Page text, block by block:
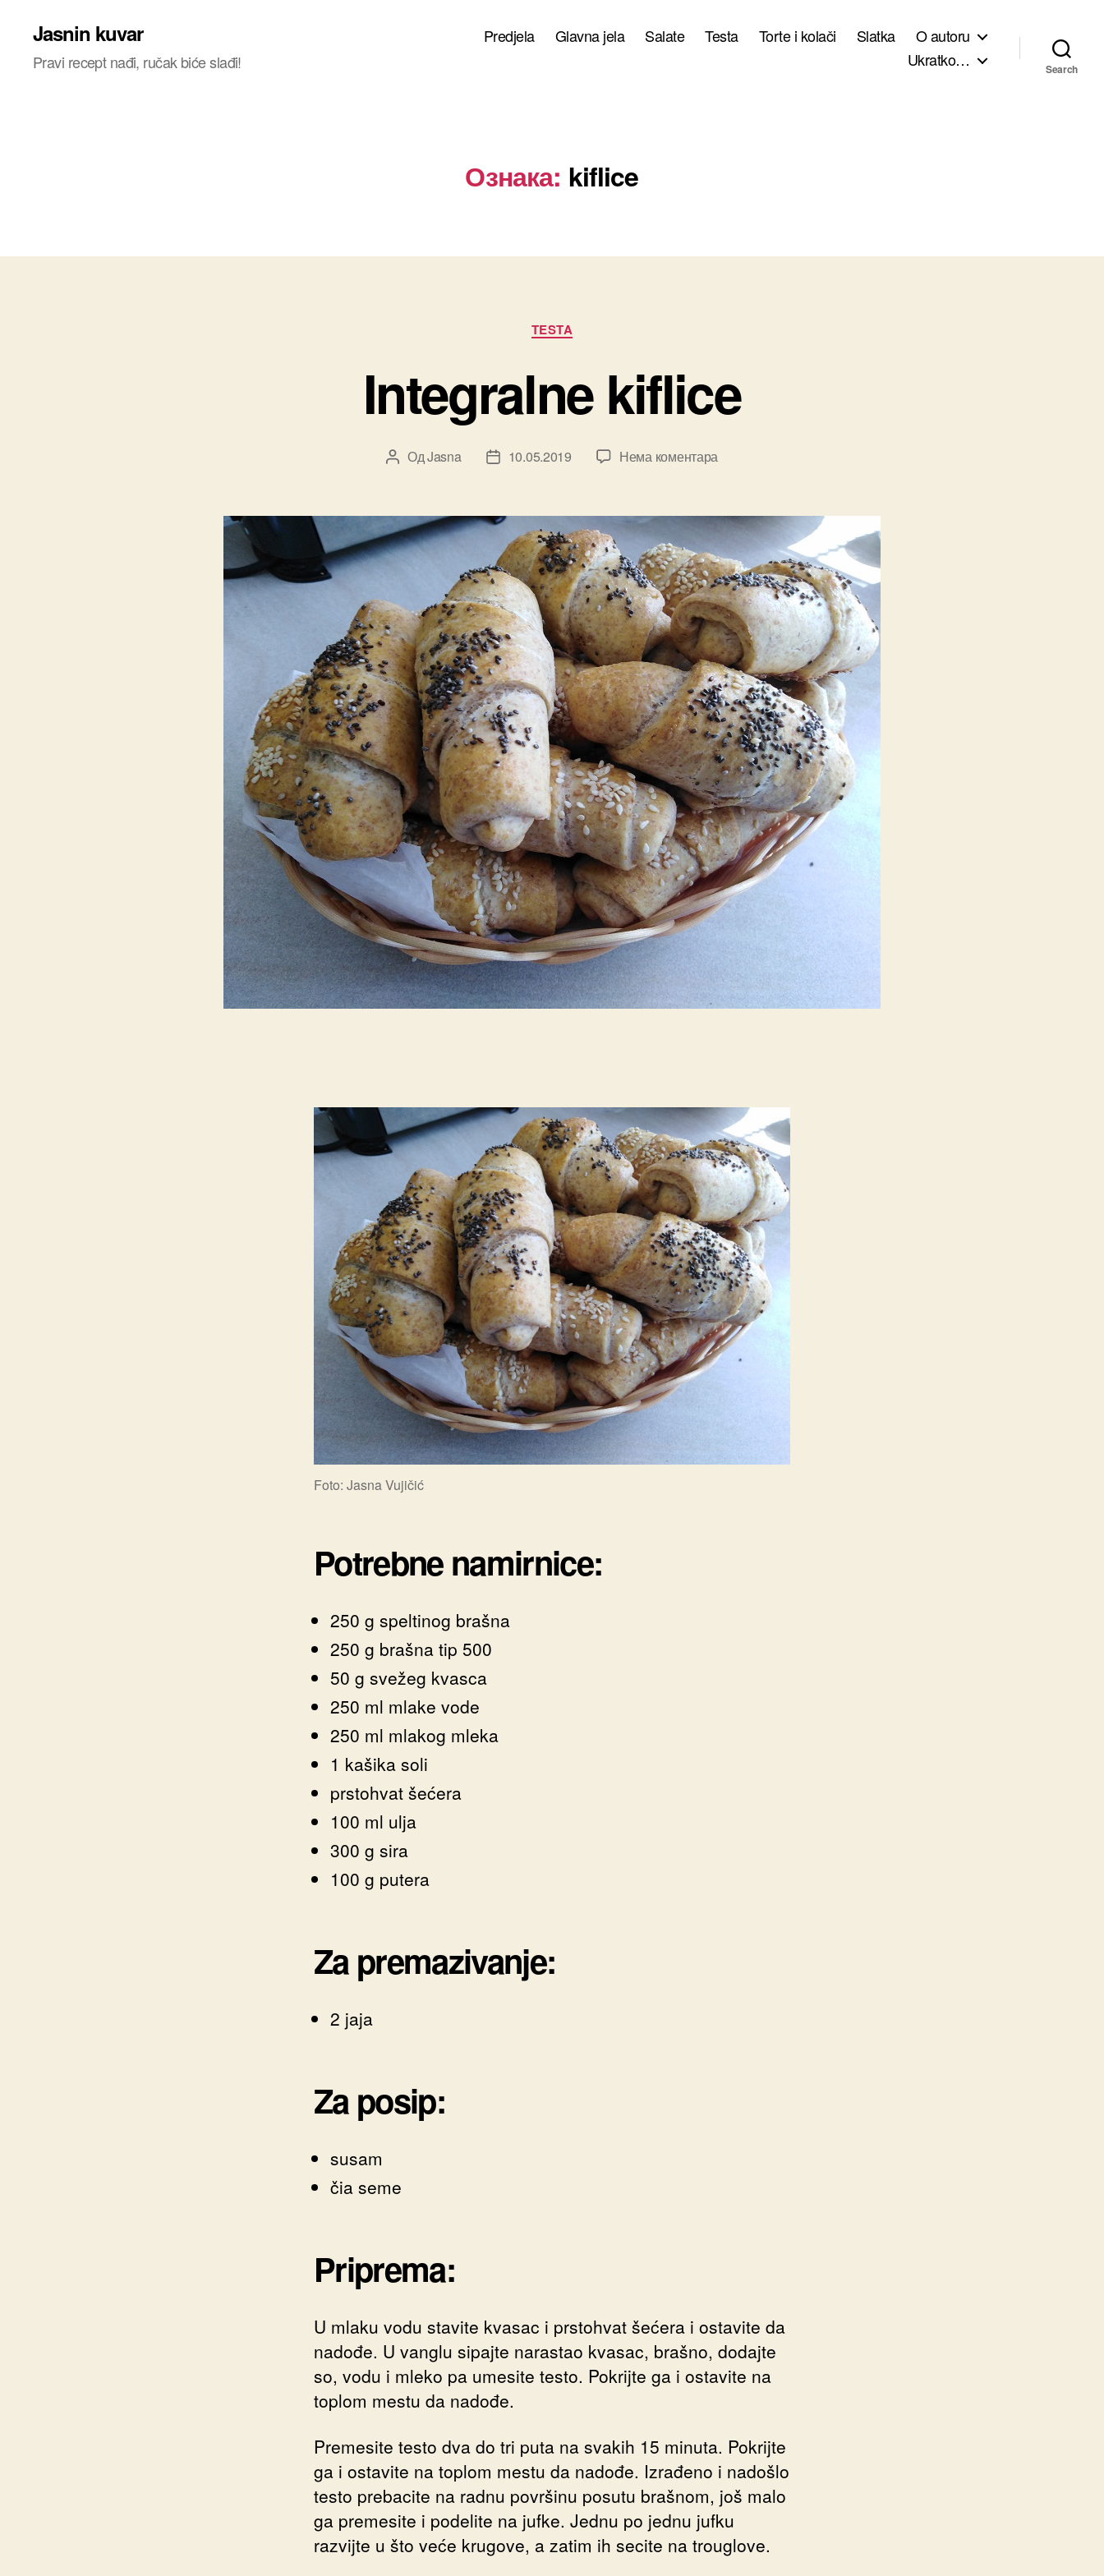
Jasnin kuvar
Pravi recept nađi, ručak biće slađi!
Predjela Glavna jela Salate Testa Torte i kolači Slatka
O autoru
Ukratko…
Search
Ознака: kiflice
Категорије
TESTA
Integralne kiflice
Аутор
ОдJasna
Датум10.05.2019 Нема коментара
Foto: Jasna Vujičić
Potrebne namirnice:
250 g speltinog brašna
250 g brašna tip 500
50 g svežeg kvasca
250 ml mlake vode
250 ml mlakog mleka
1 kašika soli
prstohvat šećera
100 ml ulja
300 g sira
100 g putera
Za premazivanje:
2 jaja
Za posip:
susam
čia seme
Priprema:
U mlaku vodu stavite kvasac i prstohvat šećera i ostavite da
nadođe. U vanglu sipajte narastao kvasac, brašno, dodajte
so, vodu i mleko pa umesite testo. Pokrijte ga i ostavite na
toplom mestu da nadođe.
Premesite testo dva do tri puta na svakih 15 minuta. Pokrijte
ga i ostavite na toplom mestu da nadođe. Izrađeno i nadošlo
testo prebacite na radnu površinu posutu brašnom, još malo
ga premesite i podelite na jufke. Jednu po jednu jufku
razvijte u što veće krugove, a zatim ih secite na trouglove.